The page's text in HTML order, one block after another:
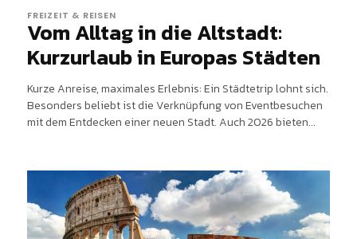
FREIZEIT & REISEN
Vom Alltag in die Altstadt:
Kurzurlaub in Europas Städten
Kurze Anreise, maximales Erlebnis: Ein Städtetrip lohnt sich.
Besonders beliebt ist die Verknüpfung von Eventbesuchen
mit dem Entdecken einer neuen Stadt. Auch 2026 bieten...